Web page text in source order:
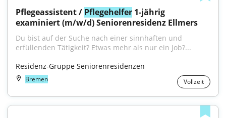
Pflegeassistent / Pflegehelfer 1-jährig
examiniert (m/w/d) Seniorenresidenz Ellmers
Du bist auf der Suche nach einer sinnhaften und
erfüllenden Tätigkeit? Etwas mehr als nur ein Job?...
Residenz-Gruppe Seniorenresidenzen
Bremen Vollzeit